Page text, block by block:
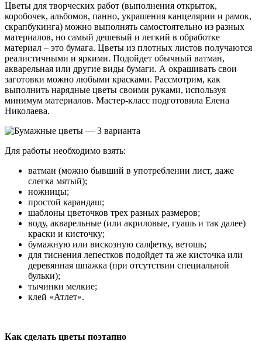
Цветы для творческих работ (выполнения открыток,
коробочек, альбомов, панно, украшения канцелярии и рамок,
скрапбукинга) можно выполнять самостоятельно из разных
материалов, но самый дешевый и легкий в обработке
материал – это бумага. Цветы из плотных листов получаются
реалистичными и яркими. Подойдет обычный ватман,
акварельная или другие виды бумаги. А окрашивать свои
заготовки можно любыми красками. Рассмотрим, как
выполнить нарядные цветы своими руками, используя
минимум материалов. Мастер-класс подготовила Елена
Николаева.
Для работы необходимо взять:
ватман (можно бывший в употреблении лист, даже
слегка мятый);
ножницы;
простой карандаш;
шаблоны цветочков трех разных размеров;
воду, акварельные (или акриловые, гуашь и так далее)
краски и кисточку;
бумажную или вискозную салфетку, ветошь;
для тиснения лепестков подойдет та же кисточка или
деревянная шпажка (при отсутствии специальной
бульки);
тычинки мелкие;
клей «Атлет».
Как сделать цветы поэтапно